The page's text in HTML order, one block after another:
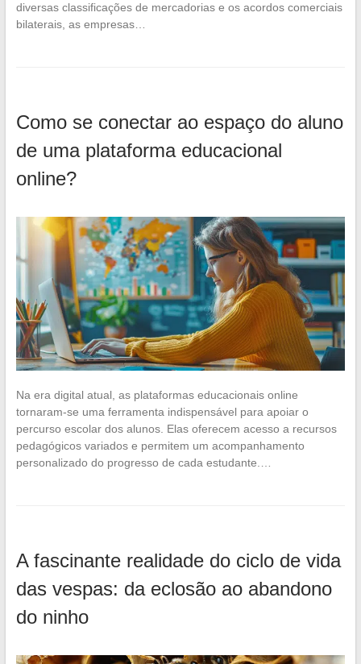
diversas classificações de mercadorias e os acordos comerciais
bilaterais, as empresas…
Como se conectar ao espaço do aluno
de uma plataforma educacional
online?
Na era digital atual, as plataformas educacionais online
tornaram-se uma ferramenta indispensável para apoiar o
percurso escolar dos alunos. Elas oferecem acesso a recursos
pedagógicos variados e permitem um acompanhamento
personalizado do progresso de cada estudante.…
A fascinante realidade do ciclo de vida
das vespas: da eclosão ao abandono
do ninho